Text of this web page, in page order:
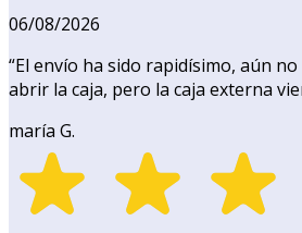
06/08/2026
“El envío ha sido rapidísimo, aún
abrir la caja, pero la caja externa
maría G.